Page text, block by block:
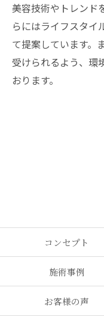
美容技術やトレンド
らにはライフスタイ
て提案しています。
受けられるよう、環
おります。
コンセプト
施術事例
お客様の声